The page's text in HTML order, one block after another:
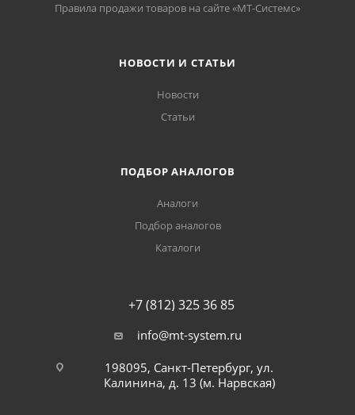
Правила продажи товаров на сайте «МТ-Системс»
НОВОСТИ И СТАТЬИ
Новости
Статьи
ПОДБОР АНАЛОГОВ
Аналоги
Подбор аналогов
Каталоги
+7 (812) 325 36 85
info@mt-system.ru
198095, Санкт-Петербург, ул.
Калинина, д. 13 (м. Нарвская)